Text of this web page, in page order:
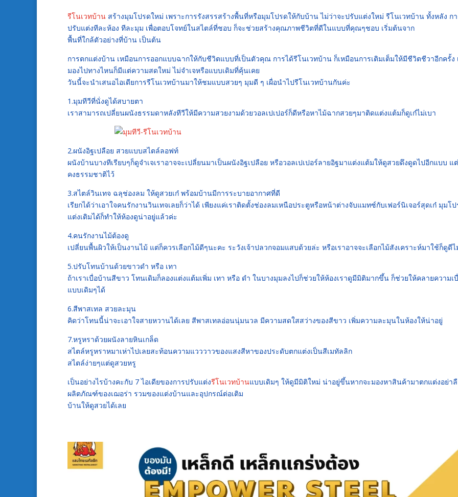
รีโนเวทบ้าน สร้างมุมโปรดใหม่ เพราะการรังสรรสร้างพื้นที่หรือมุมโปรดให้กับบ้าน ไม่ว่าจะปรับแต่งใหม่ รีโนเวทบ้าน ทั้งหลัง ก
ปรับแต่งทีละห้อง ทีละมุม เพื่อตอบโจทย์ในสไตล์ที่ชอบ ก็จะช่วยสร้างคุณภาพชีวิตที่ดีในแบบที่คุณๆชอบ เริ่มต้นจาก
พื้นที่ใกล้ตัวอย่างที่บ้าน เป็นต้น
การตกแต่งบ้าน เหมือนการออกแบบฉากให้กับชีวิตแบบที่เป็นตัวคุณ การได้รีโนเวทบ้าน ก็เหมือนการเติมเต็มให้มีชีวิตชีวาอีกครั้ง
มองไปทางไหนก็มีแต่ความสดใหม่ ไม่จำเจหรือแบบเดิมที่คุ้นเคย
วันนี้จะนำเสนอไอเดียการรีโนเวทบ้านมาให้ชมแบบสวยๆ มุมดี ๆ เผื่อนำไปรีโนเวทบ้านกันค่ะ
1.มุมทีวีที่นั่งดูได้สบายตา
เราสามารถเปลี่ยนผนังธรรมดาหลังทีวีให้มีความสวยงามด้วยวอลเปเปอร์ก็ดีหรือหาไม้ฉากสวยๆมาติดแต่งแต้มก็ดูเก๋ไม่เบา
2.ผนังอิฐเปลือย สวยแบบสไตล์ลอฟท์
ผนังบ้านบางทีเรียบๆก็ดูจำเจเราอาจจะเปลี่ยนมาเป็นผนังอิฐเปลือย หรือวอลเปเปอร์ลายอิฐมาแต่งแต้มให้ดูสวยดึงดูดไปอีกแบบ แ
คงธรรมชาติไว้
3.สไตล์วินเทจ ฉลุช่องลม ให้ดูสวยเก๋ พร้อมบ้านมีการระบายอากาศที่ดี
เรียกได้ว่าเอาใจคนรักงานวินเทจเลยก็ว่าได้ เพียงแค่เราติดตั้งช่องลมเหนือประตูหรือหน้าต่างจับแมทซ์กับเฟอร์นิเจอร์สุดเก๋ มุมโ
แต่งเติมได้ก็ทำให้ห้องดูน่าอยู่แล้วค่ะ
4.คนรักงานไม้ต้องดู
เปลี่ยนพื้นผิวให้เป็นงานไม้ แต่ก็ควรเลือกไม้ดีๆนะคะ ระวังเจ้าปลวกจอมแสบด้วยล่ะ หรือเราอาจจะเลือกไม้สังเคราะห์มาใช้ก็ดูดีไ
5.ปรับโทนบ้านด้วยขาวดำ หรือ เทา
ถ้าเราเบื่อบ้านสีขาว โทนเดิมก็ลองแต่งแต้มเพิ่ม เทา หรือ ดำ ในบางมุมลงไปก็ช่วยให้ห้องเราดูมีมิติมากขึ้น ก็ช่วยให้คลายความเ
แบบเดิมๆได้
6.สีพาสเทล สวยละมุน
คิดว่าโทนนี้น่าจะเอาใจสายหวานได้เลย สีพาสเทลอ่อนนุ่มนวล มีความสดใสสว่างของสีขาว เพิ่มความละมุนในห้องให้น่าอยู่
7.หรูหราด้วยผนังลายหินเกล็ด
สไตล์หรูหราหมาเห่าไปเลยสะท้อนความแวววาวของแสงสีหาของประดับตกแต่งเป็นสีเมทัลลิก
สไตล์ง่ายๆแต่ดูสวยหรู
เป็นอย่างไรบ้างคะกับ 7 ไอเดียของการปรับแต่งรีโนเวทบ้านแบบเดิมๆ ให้ดูมีมิติใหม่ น่าอยู่ขึ้นหากจะมองหาสินค้ามาตกแต่งอย่า
ผลิตภัณฑ์ของเฌอร่า รวมของแต่งบ้านและอุปกรณ์ต่อเติม
บ้านให้ดูสวยได้เลย